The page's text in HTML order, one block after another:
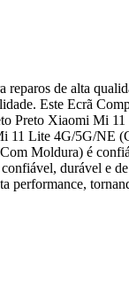
de alta
Este Ecrã
Preto Xiaomi Mi
11 Lite 4G/5G/NE
Moldura) é
durável e